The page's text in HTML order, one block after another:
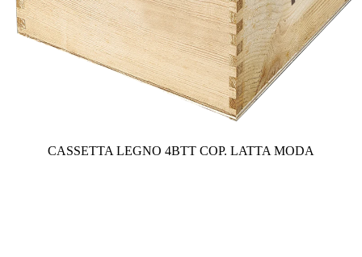
CASSETTA LEGNO 4BTT COP. LATTA MODA